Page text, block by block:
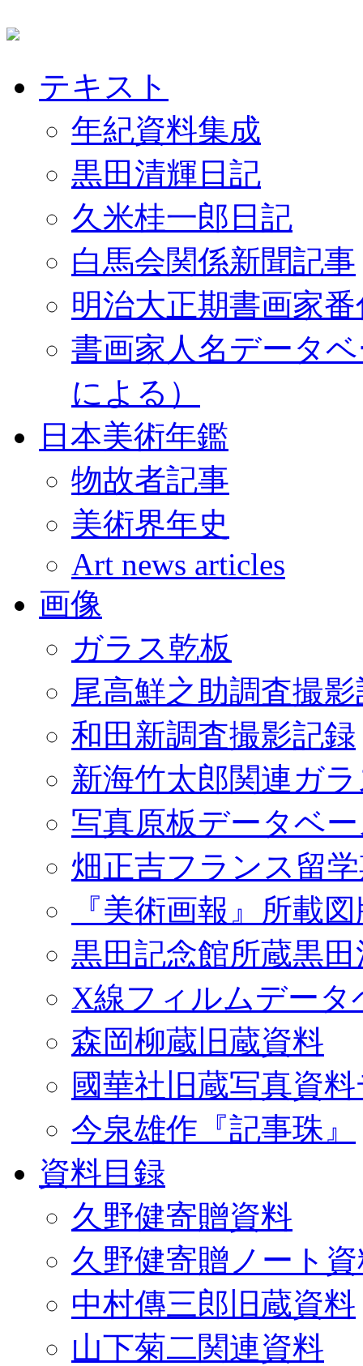
テキスト
年紀資料集成
黒田清輝日記
久米桂一郎日記
白馬会関係新聞記事
明治大正期書画家
書画家人名データ
による）
日本美術年鑑
物故者記事
美術界年史
Art news articles
画像
ガラス乾板
尾高鮮之助調査撮
和田新調査撮影記録
新海竹太郎関連ガ
写真原板データベ
畑正吉フランス留
『美術画報』所載
黒田記念館所蔵黒
X線フィルムデータ
森岡柳蔵旧蔵資料
國華社旧蔵写真資
今泉雄作『記事珠』
資料目録
久野健寄贈資料
久野健寄贈ノート
中村傳三郎旧蔵資料
山下菊二関連資料